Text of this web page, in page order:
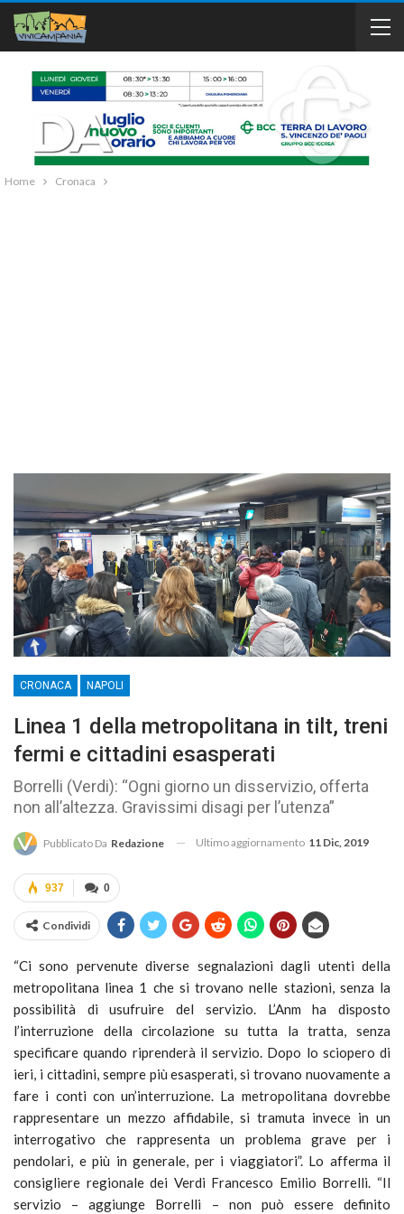
Home Cronaca
CRONACA NAPOLI
Linea 1 della metropolitana in tilt, treni
fermi e cittadini esasperati
Borrelli (Verdi): “Ogni giorno un disservizio, offerta
non all’altezza. Gravissimi disagi per l’utenza”
Pubblicato Da Redazione Ultimo aggiornamento 11 Dic, 2019
0
937
Condividi
“Ci sono pervenute diverse segnalazioni dagli utenti della
metropolitana linea 1 che si trovano nelle stazioni, senza la
possibilità di usufruire del servizio. L’Anm ha disposto
l’interruzione della circolazione su tutta la tratta, senza
specificare quando riprenderà il servizio. Dopo lo sciopero di
ieri, i cittadini, sempre più esasperati, si trovano nuovamente a
fare i conti con un’interruzione. La metropolitana dovrebbe
rappresentare un mezzo affidabile, si tramuta invece in un
interrogativo che rappresenta un problema grave per i
pendolari, e più in generale, per i viaggiatori”. Lo afferma il
consigliere regionale dei Verdi Francesco Emilio Borrelli. “Il
servizio – aggiunge Borrelli – non può essere definito